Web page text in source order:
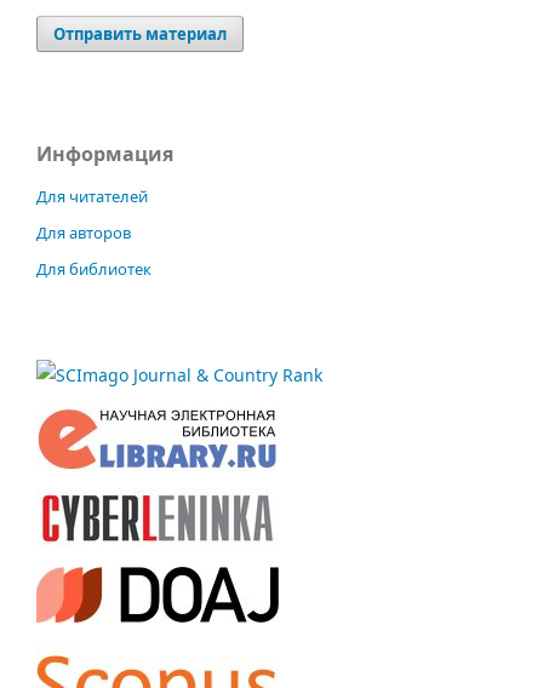
Отправить материал
Информация
Для читателей
Для авторов
Для библиотек